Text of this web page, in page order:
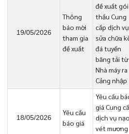
19/05/2026
Thông
báo mời
tham gia
đề xuất
đề xuất gói
thầu Cung
cấp dịch vụ
sửa chữa
đá tuyến
băng tải từ
Nhà máy ra
Cảng nhập
18/05/2026
Yêu cầu
báo giá
Yêu cầu
giá Cung
dịch vụ nạo
vét mương